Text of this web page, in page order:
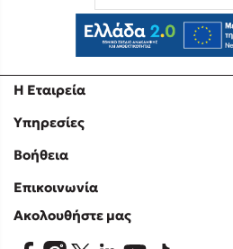
Η Εταιρεία
Υπηρεσίες
Βοήθεια
Επικοινωνία
Ακολουθήστε μας